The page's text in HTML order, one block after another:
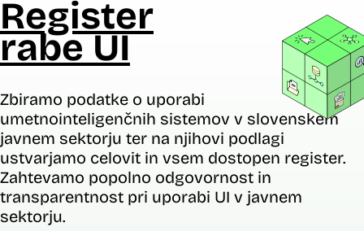
Register
rabe UI
Zbiramo podatke o uporabi
umetnointeligenčnih sistemov v slovenskem
javnem sektorju ter na njihovi podlagi
ustvarjamo celovit in vsem dostopen register.
Zahtevamo popolno odgovornost in
transparentnost pri uporabi UI v javnem
sektorju.